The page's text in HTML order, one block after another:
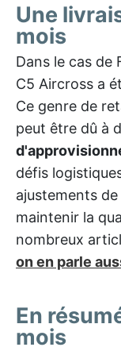
Une
mois
Dans le cas de
C5 Aircross a
Ce genre de
peut être dû à
défis
ajustements
maintenir la
nombreux
on en parle
En
mois